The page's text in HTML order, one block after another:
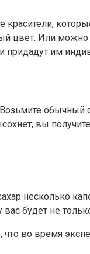
цвет. Или
придадут им
обычный
вы
несколько
будет не
что во время